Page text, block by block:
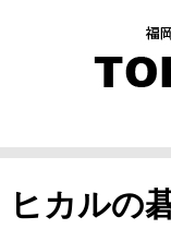
ヒカルの